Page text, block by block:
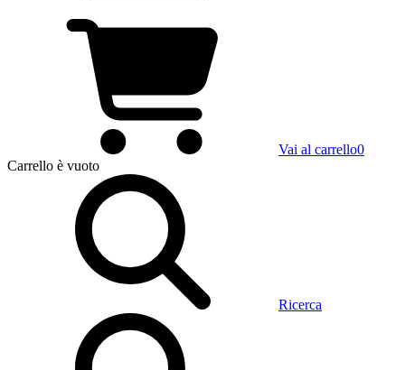
Vai al carrello0
Carrello è vuoto
Ricerca